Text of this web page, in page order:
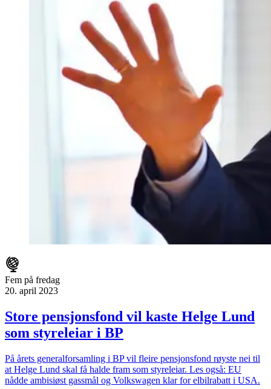
Fem på fredag
20. april 2023
Store pensjonsfond vil kaste Helge Lund
som styreleiar i BP
På årets generalforsamling i BP vil fleire pensjonsfond røyste nei til
at Helge Lund skal få halde fram som styreleiar. Les også: EU
nådde ambisiøst gassmål og Volkswagen klar for elbilrabatt i USA.